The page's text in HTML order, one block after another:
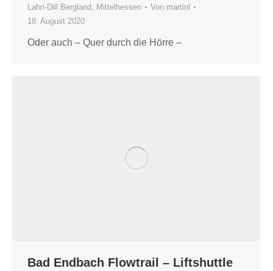
Lahn-Dill Bergland, Mittelhessen Von martinl
18. August 2020
Oder auch – Quer durch die Hörre –
Bad Endbach Flowtrail – Liftshuttle